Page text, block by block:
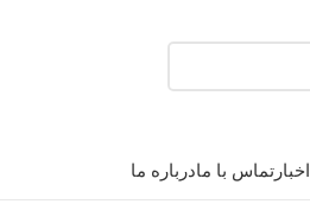
اخبار تماس با مادرباره ما